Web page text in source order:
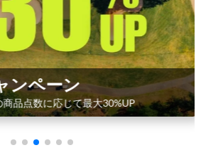
ンペーン
品点数に応じて最大30%UP